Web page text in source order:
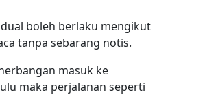
boleh berlaku mengikut
tanpa sebarang notis.
masuk ke
maka perjalanan seperti